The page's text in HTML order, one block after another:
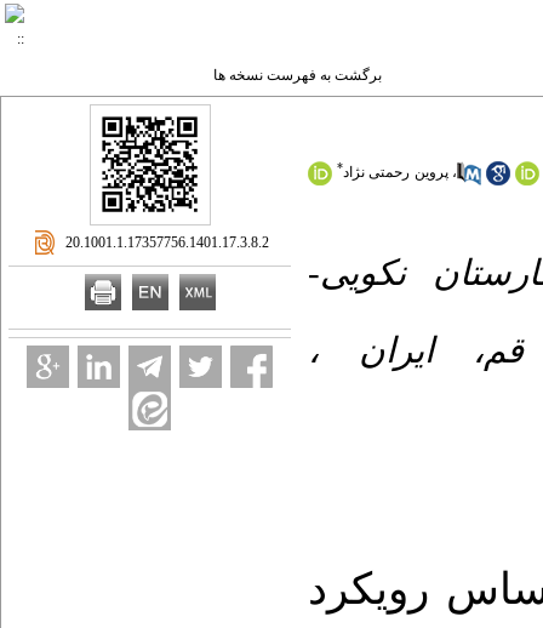
برگشت به فهرست نسخه ها
،پروین رحمتی نژاد*
نکویی-
ایران ،
رویکرد
‎ 20.1001.1.17357756.1401.17.3.8.2